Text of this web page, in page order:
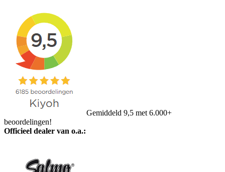
Gemiddeld 9,5 met 6.000+
beoordelingen!
Officieel dealer van o.a.: